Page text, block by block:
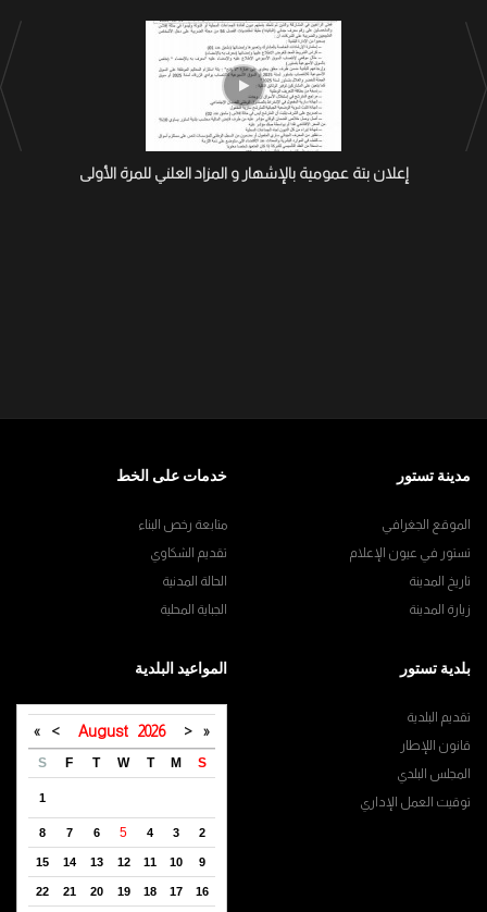
إعلان بتة عمومية بالإشهار و المزاد العلني للمرة الأولى
مدينة تستور
الموقع الجغرافي
تستور في عيون الإعلام
تاريخ المدينة
زيارة المدينة
خدمات على الخط
متابعة رخص البناء
تقديم الشكاوي
الحالة المدنية
الجباية المحلية
بلدية تستور
تقديم البلدية
قانون اللإطار
المجلس البلدي
توقيت العمل الإداري
المواعيد البلدية
«
<
August 2026
>
»
S
M
T
W
T
F
S
1
2
3
4
5
6
7
8
9
10
11
12
13
14
15
16
17
18
19
20
21
22